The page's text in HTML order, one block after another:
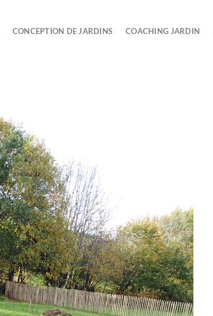
CONCEPTION DE JARDINS COACHING JARDIN